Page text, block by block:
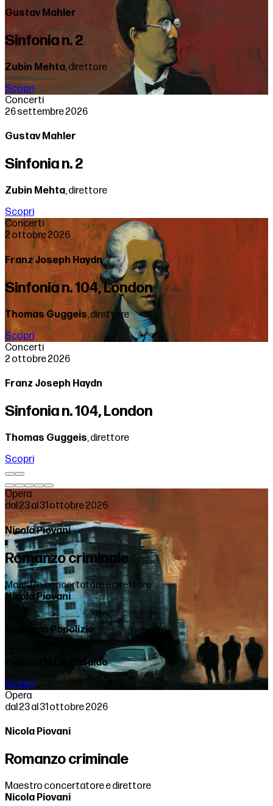
Gustav Mahler
Sinfonia n. 2
Zubin Mehta, direttore
Scopri
Concerti
26 settembre 2026
Gustav Mahler
Sinfonia n. 2
Zubin Mehta, direttore
Scopri
Concerti
2 ottobre 2026
Franz Joseph Haydn
Sinfonia n. 104, London
Thomas Guggeis, direttore
Scopri
Concerti
2 ottobre 2026
Franz Joseph Haydn
Sinfonia n. 104, London
Thomas Guggeis, direttore
Scopri
Opera
dal 23 al 31 ottobre 2026
Nicola Piovani
Romanzo criminale
Maestro concertatore e direttore
Nicola Piovani
Regia
Massimo Popolizio
Giancarlo De Cataldo
Scopri
Opera
dal 23 al 31 ottobre 2026
Nicola Piovani
Romanzo criminale
Maestro concertatore e direttore
Nicola Piovani